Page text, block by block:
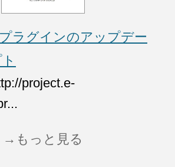
ラグインのアップデー
project.e-
→もっと見る